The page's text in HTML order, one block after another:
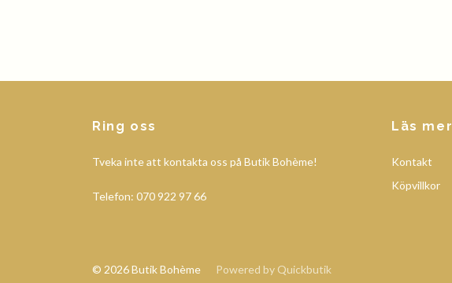
Ring oss
Tveka inte att kontakta oss på Butik Bohème!
Telefon: 070 922 97 66
Läs mer
Kontakt
Köpvillkor
© 2026 Butik Bohème Powered by Quickbutik